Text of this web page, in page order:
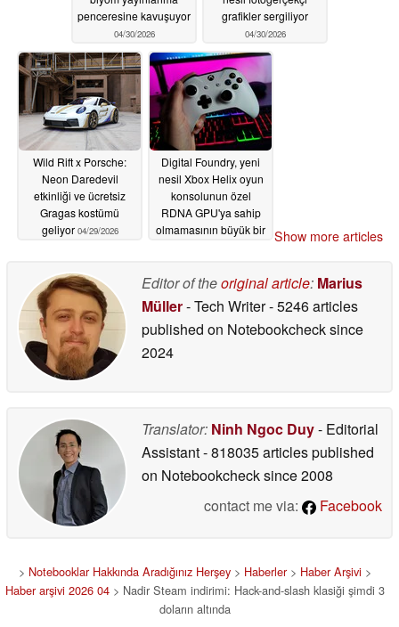
penceresine kavuşuyor
04/30/2026
grafikler sergiliyor
04/30/2026
Wild Rift x Porsche:
Neon Daredevil
etkinliği ve ücretsiz
Gragas kostümü
geliyor 04/29/2026
Digital Foundry, yeni
nesil Xbox Helix oyun
konsolunun özel
RDNA GPU'ya sahip
olmamasının büyük bir Show more articles
Editor of theoriginal article: Marius
Müller- Tech Writer- 5246 articles
published on Notebookchecksince
2024
Translator: Ninh Ngoc Duy- Editorial
Assistant- 818035 articles published
on Notebookchecksince 2008
contact me via:
Facebook
> Notebooklar Hakkında Aradığınız Herşey > Haberler> Haber Arşivi >
Haber arşivi 2026 04 > Nadir Steam indirimi: Hack-and-slash klasiği şimdi 3
doların altında